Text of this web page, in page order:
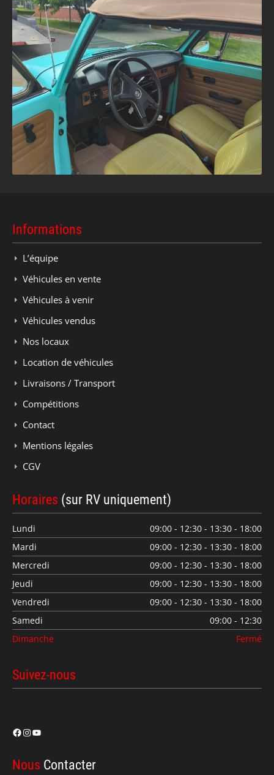
Informations
L’équipe
Véhicules en vente
Véhicules à venir
Véhicules vendus
Nos locaux
Location de véhicules
Livraisons / Transport
Compétitions
Contact
Mentions légales
CGV
Horaires (sur RV uniquement)
Lundi
09:00 - 12:30 - 13:30 - 18:00
Mardi
09:00 - 12:30 - 13:30 - 18:00
Mercredi
09:00 - 12:30 - 13:30 - 18:00
Jeudi
09:00 - 12:30 - 13:30 - 18:00
Vendredi
09:00 - 12:30 - 13:30 - 18:00
Samedi
09:00 - 12:30
Dimanche
Fermé
Suivez-nous
Facebook
Instagram
YouTube
Nous Contacter